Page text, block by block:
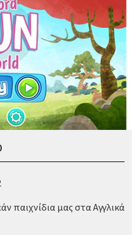
παιχνίδια μας στα Αγγλικά